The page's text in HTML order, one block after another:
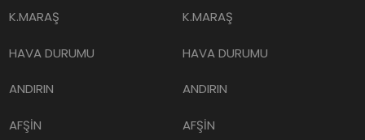
K.MARAŞ
HAVA DURUMU
ANDIRIN
AFŞİN
K.MARAŞ
HAVA DURUMU
ANDIRIN
AFŞİN